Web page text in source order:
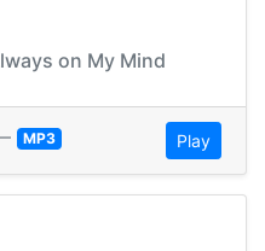
on My Mind
MP3 Play